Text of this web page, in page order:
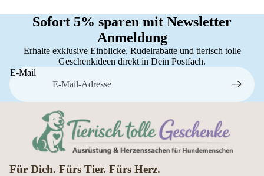
Sofort 5% sparen mit Newsletter
Anmeldung
Erhalte exklusive Einblicke, Rudelrabatte und tierisch tolle
Geschenkideen direkt in Dein Postfach.
E-Mail
Für Dich. Fürs Tier. Fürs Herz.